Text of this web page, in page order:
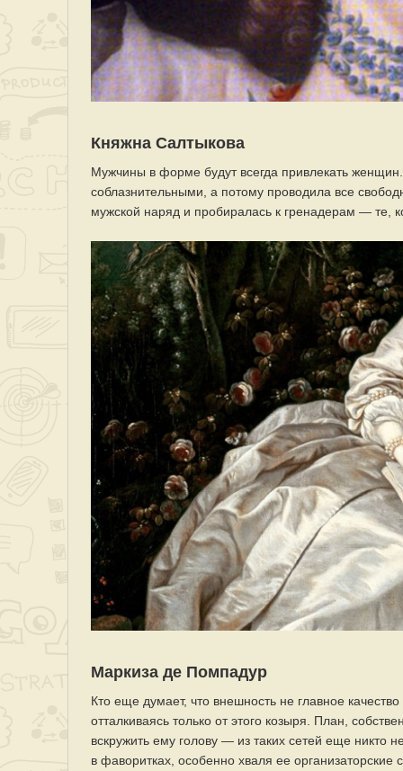
Княжна Салтыкова
Мужчины в форме будут всегда привлекать
соблазнительными, а потому проводила все
мужской наряд и пробиралась к гренадерам — те,
Маркиза де Помпадур
Кто еще думает, что внешность не главное
отталкиваясь только от этого козыря. План,
вскружить ему голову — из таких сетей еще никто
в фаворитках, особенно хваля ее